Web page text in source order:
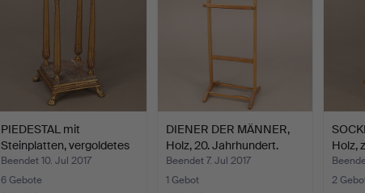
PIEDESTAL mit
Steinplatten, vergoldetes
Ho…
Beendet 10. Jul 2017
6 Gebote
DIENER DER MÄNNER,
Holz, 20. Jahrhundert.
Beendet 7. Jul 2017
1 Gebot
Holz,
2